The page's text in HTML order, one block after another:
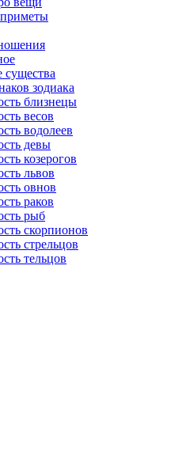
существа
зодиака
близнецы
весов
водолеев
девы
козерогов
львов
овнов
раков
рыб
скорпионов
стрельцов
тельцов